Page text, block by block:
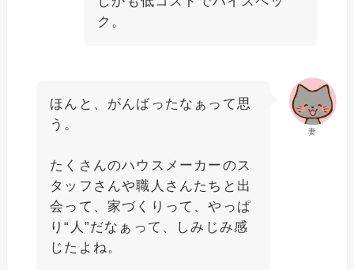
ク。
妻
ほんと、がんばったなぁって思
う。
たくさんのハウスメーカーのス
タッフさんや職人さんたちと出
会って、家づくりって、やっぱ
り“人”だなぁって、しみじみ感
じたよね。